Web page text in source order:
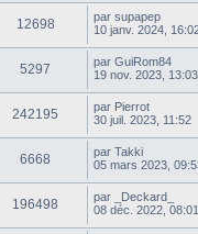
12698 par supapep
10 janv. 2024,
5297 par GuiRom84
19 nov. 2023, 13:03
242195 par Pierrot
30 juil. 2023, 11:52
6668 par Takki
05 mars 2023,
196498 par
_Deckard_
08 déc. 2022, 08:01